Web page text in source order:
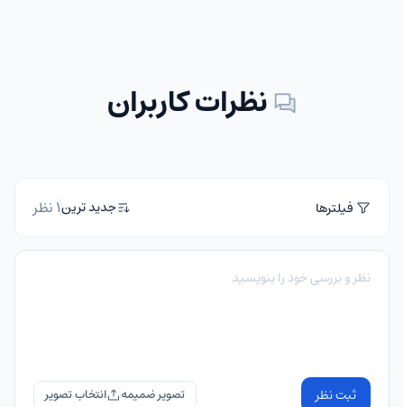
نظرات کاربران
فیلترها جدید ترین1 نظر
ثبت نظر تصویر ضمیمه